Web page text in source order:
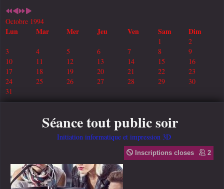
Octobre 1994
Lun Mar Mer Jeu Ven Sam Dim
1
2
3
4 5 6 7 8
9
10
11 12 13 14 15
16
17
18 19 20 21 22
23
24
25 26 27 28 29
30
31
Séance tout public soir
Initiation informatique et impression 3D
Inscriptions closes 2